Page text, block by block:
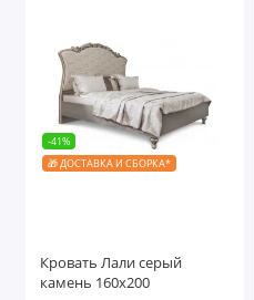
-41%
🎁 ДОСТАВКА И СБОРКА*
Кровать Лали серый
камень 160х200